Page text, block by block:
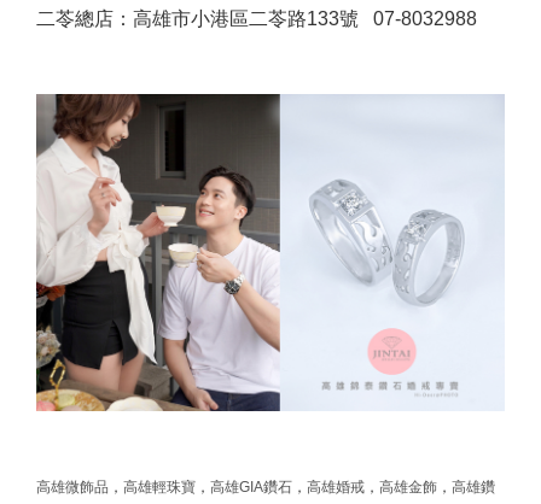
二苓總店：高雄市小港區二苓路133號 07-8032988
高雄微飾品 ， 高雄輕珠寶 ， 高雄GIA鑽石 ， 高雄婚戒 ， 高雄金飾 ， 高雄鑽